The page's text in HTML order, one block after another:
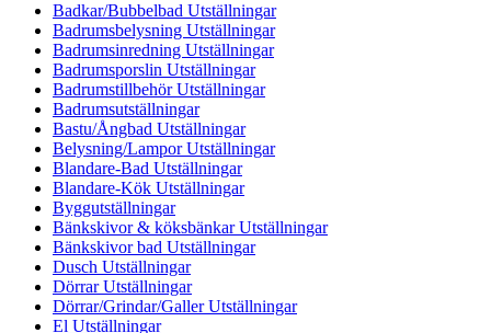
Badkar/Bubbelbad Utställningar
Badrumsbelysning Utställningar
Badrumsinredning Utställningar
Badrumsporslin Utställningar
Badrumstillbehör Utställningar
Badrumsutställningar
Bastu/Ångbad Utställningar
Belysning/Lampor Utställningar
Blandare-Bad Utställningar
Blandare-Kök Utställningar
Byggutställningar
Bänkskivor & köksbänkar Utställningar
Bänkskivor bad Utställningar
Dusch Utställningar
Dörrar Utställningar
Dörrar/Grindar/Galler Utställningar
El Utställningar